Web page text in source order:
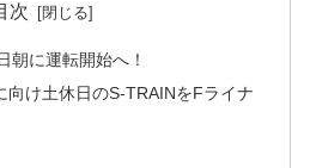
次
朝に運転開始へ！
向け土休日のS-TRAINをFライナ